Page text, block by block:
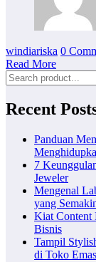
windiariska 0
Read More
Recent
Panduan
7
Jeweler
Mengenal
yang
Kiat Content
Bisnis
Tampil
di Toko